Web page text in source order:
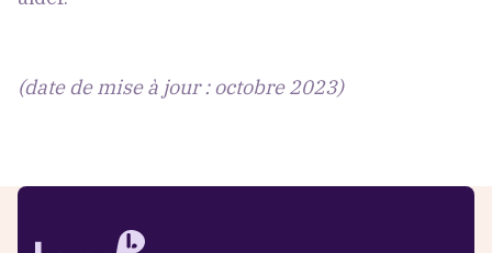
(date de mise à jour : octobre 2023)